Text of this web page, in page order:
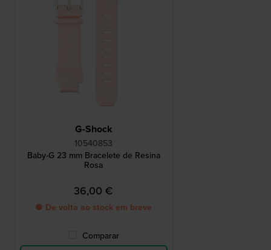
G-Shock
10540853
Baby-G 23 mm Bracelete de Resina
Rosa
36,00 €
● De volta ao stock em breve
Comparar